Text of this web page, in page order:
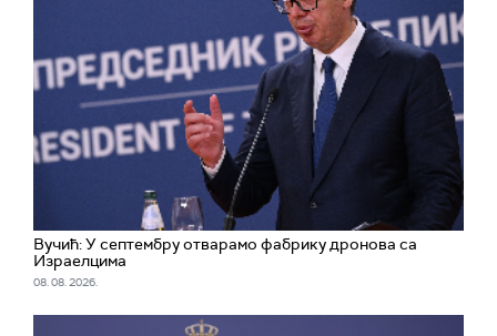
Вучић: У септембру отварамо фабрику дронова са
Израелцима
08. 08. 2026.